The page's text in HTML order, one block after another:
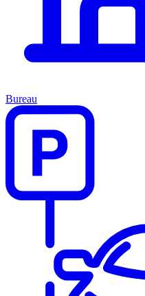
Bureau